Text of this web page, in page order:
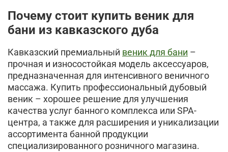
Почему стоит купить веник для
бани из кавказского дуба
Кавказский премиальный веник для бани –
прочная и износостойкая модель аксессуаров,
предназначенная для интенсивного веничного
массажа. Купить профессиональный дубовый
веник – хорошее решение для улучшения
качества услуг банного комплекса или SPA-
центра, а также для расширения и уникализации
ассортимента банной продукции
специализированного розничного магазина.